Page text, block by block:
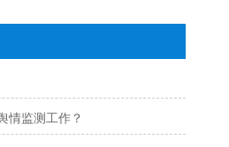
情监测工作？